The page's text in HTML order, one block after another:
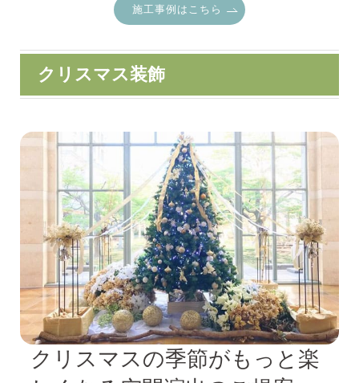
施工事例はこちら
クリスマス装飾
クリスマスの季節がもっと楽